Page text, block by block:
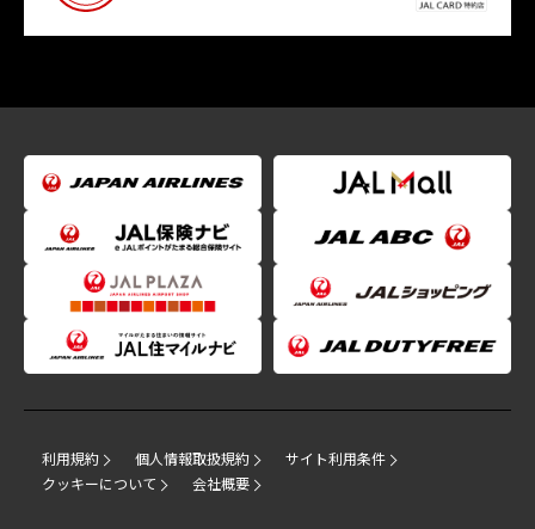
利用規約 個人情報取扱規約
サイト利用条件
クッキーについて
会社概要